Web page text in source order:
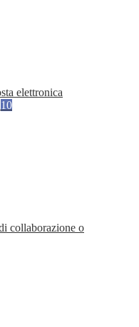
elettronica
10
collaborazione o